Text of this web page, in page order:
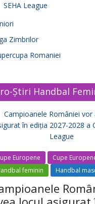
SEHA League
Zimbrilor
Romaniei
Știri Handbal
Europene
Cupe
feminin
Handbal